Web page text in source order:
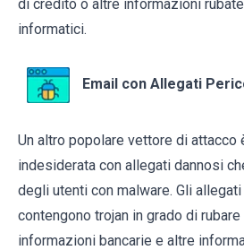
di credito o altre informazioni
informatici.
Email con Allegati
Un altro popolare vettore di attacco
indesiderata con allegati dannosi
degli utenti con malware. Gli
contengono trojan in grado di
informazioni bancarie e altre